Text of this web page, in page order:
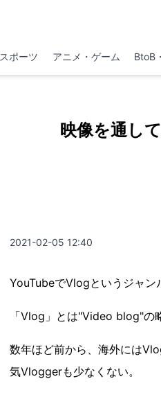
スポーツ アニメ・ゲーム BtoB
映像を通し
2021-02-05 12:40
YouTubeでVlogというジャン
「Vlog」とは"Video blog"の
数年ほど前から、海外には
気Vloggerも少なくない。